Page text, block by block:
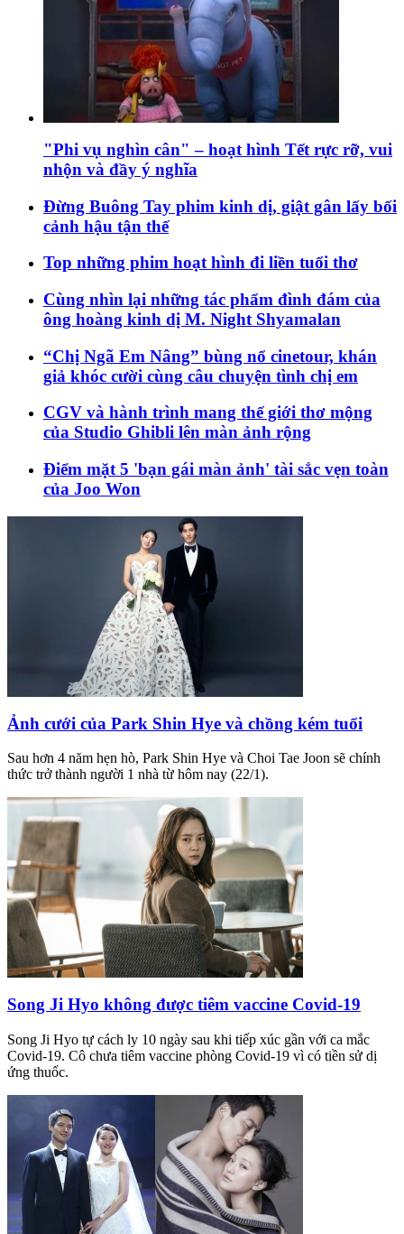
"Phi vụ nghìn cân" – hoạt hình Tết rực rỡ, vui
nhộn và đầy ý nghĩa
Đừng Buông Tay phim kinh dị, giật gân lấy bối
cảnh hậu tận thế
Top những phim hoạt hình đi liền tuổi thơ
Cùng nhìn lại những tác phẩm đình đám của
ông hoàng kinh dị M. Night Shyamalan
“Chị Ngã Em Nâng” bùng nổ cinetour, khán
giả khóc cười cùng câu chuyện tình chị em
CGV và hành trình mang thế giới thơ mộng
của Studio Ghibli lên màn ảnh rộng
Điểm mặt 5 'bạn gái màn ảnh' tài sắc vẹn toàn
của Joo Won
Ảnh cưới của Park Shin Hye và chồng kém tuổi
Sau hơn 4 năm hẹn hò, Park Shin Hye và Choi Tae Joon sẽ chính
thức trở thành người 1 nhà từ hôm nay (22/1).
Song Ji Hyo không được tiêm vaccine Covid-19
Song Ji Hyo tự cách ly 10 ngày sau khi tiếp xúc gần với ca mắc
Covid-19. Cô chưa tiêm vaccine phòng Covid-19 vì có tiền sử dị
ứng thuốc.